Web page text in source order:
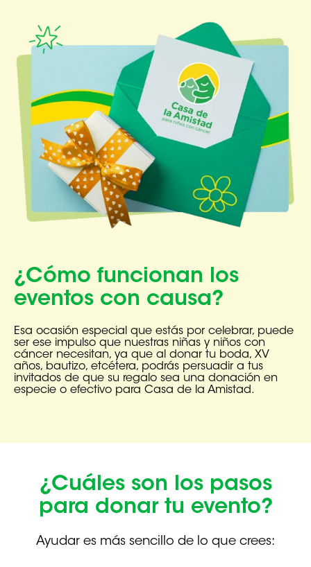
¿Cómo funcionan los
eventos con causa?
Esa ocasión especial que estás por celebrar, puede
ser ese impulso que nuestras niñas y niños con
cáncer necesitan, ya que al donar tu boda, XV
años, bautizo, etcétera, podrás persuadir a tus
invitados de que su regalo sea una donación en
especie o efectivo para Casa de la Amistad.
¿Cuáles son los pasos
para donar tu evento?
Ayudar es más sencillo de lo que crees: